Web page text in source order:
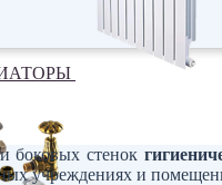
боковых стенок
учреждениях и